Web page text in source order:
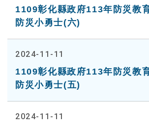
1109彰化縣政府113年防災教
防災小勇士(六)
2024-11-11
1109彰化縣政府113年防災教
防災小勇士(五)
2024-11-11